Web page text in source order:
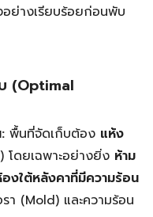
ย่างเรียบร้อยก่อนพับ
(Optimal
พื้นที่จัดเก็บต้อง แห้ง
ดยเฉพาะอย่างยิ่ง ห้าม
องใต้หลังคาที่มีความร้อน
รา (Mold) และความร้อน